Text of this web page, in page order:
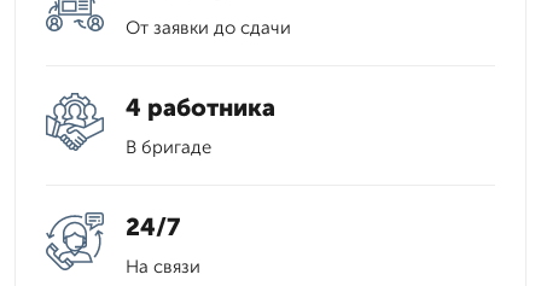
От заявки до сдачи
4 работника
В бригаде
24/7
На связи